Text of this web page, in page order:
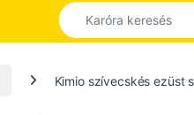
Keresés a következőre:
Kimio szívecskés ezüst